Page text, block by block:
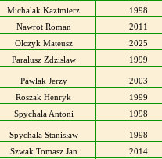
Michalak Kazimierz
1998
Nawrot Roman
2011
Olczyk Mateusz
2025
Paralusz Zdzisław
1999
Pawlak Jerzy
2003
Roszak Henryk
1999
Spychała Antoni
1998
Spychała Stanisław
1998
Szwak Tomasz Jan
2014